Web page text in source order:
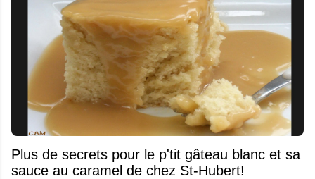
Plus de secrets pour le p'tit gâteau blanc et sa
sauce au caramel de chez St-Hubert!